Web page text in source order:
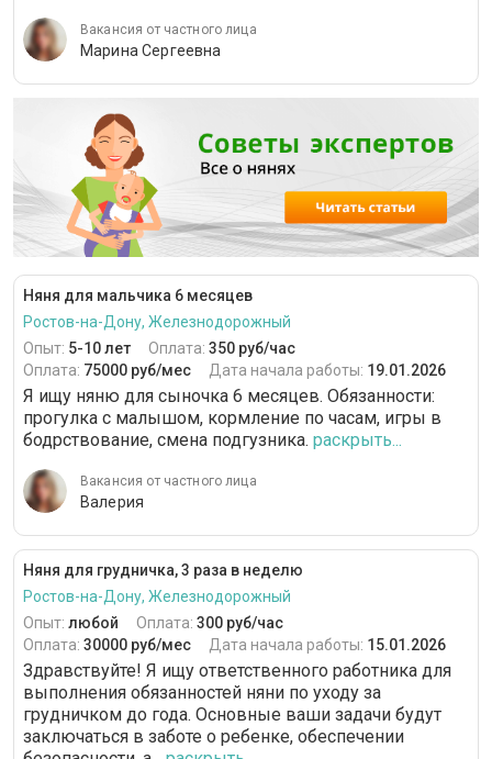
Вакансия от частного лица
Марина Сергеевна
Няня для мальчика 6 месяцев
Ростов-на-Дону, Железнодорожный
Опыт: 5-10 лет Оплата: 350 руб/час
Оплата: 75000 руб/мес Дата начала работы: 19.01.2026
Я ищу няню для сыночка 6 месяцев. Обязанности:
прогулка с малышом, кормление по часам, игры в
бодрствование, смена подгузника. раскрыть...
Вакансия от частного лица
Валерия
Няня для грудничка, 3 раза в неделю
Ростов-на-Дону, Железнодорожный
Опыт: любой Оплата: 300 руб/час
Оплата: 30000 руб/мес Дата начала работы: 15.01.2026
Здравствуйте! Я ищу ответственного работника для
выполнения обязанностей няни по уходу за
грудничком до года. Основные ваши задачи будут
заключаться в заботе о ребенке, обеспечении